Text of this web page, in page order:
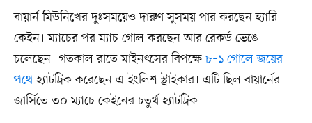
বায়ার্ন মিউনিখের দুঃসময়েও দারুণ সুসময় পার করছেন হ্যারি
কেইন। ম্যাচের পর ম্যাচ গোল করছেন আর রেকর্ড ভেঙে
চলেছেন। গতকাল রাতে মাইনৎসের বিপক্ষে ৮–১ গোলে জয়ের
পথেহ্যাটট্রিক করেছেন এ ইংলিশ স্ট্রাইকার। এটি ছিল বায়ার্নের
জার্সিতে ৩০ ম্যাচে কেইনের চতুর্থ হ্যাটট্রিক।